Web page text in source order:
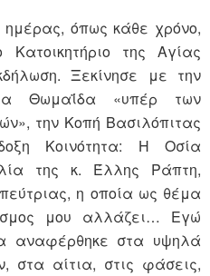
όπως κάθε χρόνο,
Κατοικητήριο της Αγίας
. Ξεκίνησε με την
Θωμαΐδα «υπέρ των
», την Κοπή Βασιλόπιτας
Κοινότητα: Η Οσία
της κ. Έλλης Ράπτη,
η οποία ως θέμα
μου αλλάζει… Εγώ
αναφέρθηκε στα υψηλά
στα αίτια, στις φάσεις,